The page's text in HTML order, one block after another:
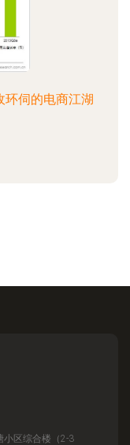
环伺的电商江湖
小区综合楼（2-3